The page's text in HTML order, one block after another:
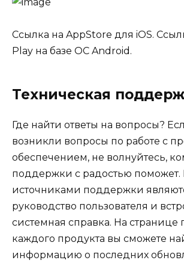
Ссылка на AppStore для iOS.
Play на базе ОС Android.
Техническая
Где найти ответы на вопросы?
возникли вопросы по работе с
обеспечением, не волнуйтесь,
поддержки с радостью
источниками поддержки
руководство пользователя и
системная справка. На
каждого продукта вы сможете
информацию о последних